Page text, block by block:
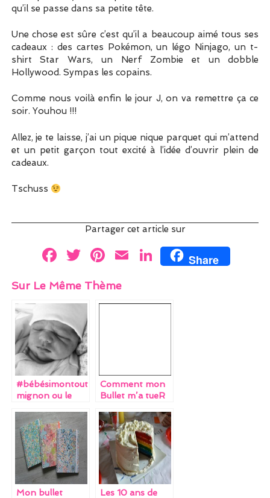
qu’il se passe dans sa petite tête.
Une chose est sûre c’est qu’il a beaucoup aimé tous ses
cadeaux : des cartes Pokémon, un légo Ninjago, un t-
shirt Star Wars, un Nerf Zombie et un dobble
Hollywood. Sympas les copains.
Comme nous voilà enfin le jour J, on va remettre ça ce
soir. Youhou !!!
Allez, je te laisse, j’ai un pique nique parquet qui m’attend
et un petit garçon tout excité à l’idée d’ouvrir plein de
cadeaux.
Tschuss
Partager cet article sur
F
ce
o
o
k
T
w
itt
er
Pi
er
E Li
Share
Sur Le Même Thème
#bébésimontout
mignon ou le
naissance
(encore) pas
comme les
autres (post à
double ou triple
RTT)
Comment mon
Bullet m’a tueR
Mon bullet
Les 10 ans de